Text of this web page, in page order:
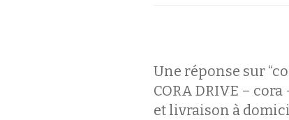
Une réponse sur
CORA DRIVE –
et livraison à